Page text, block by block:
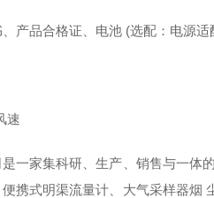
产品合格证、电池 (选配：电源
一家集科研、生产、销售与一体
携式明渠流量计、大气采样器烟